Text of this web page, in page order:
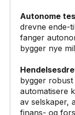
Autonome
drevne ende-
fanger
bygger nye
bygger
automatisere
av selskaper,
finans- og